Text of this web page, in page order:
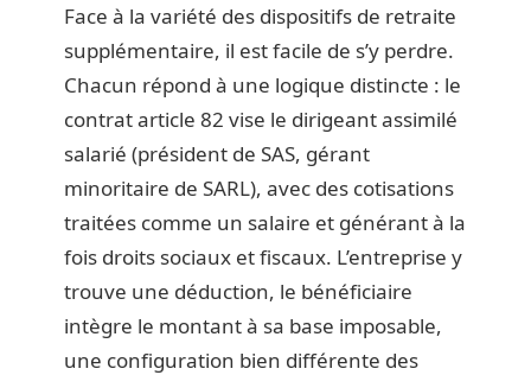
Face à la variété des dispositifs de retraite
supplémentaire, il est facile de s’y perdre.
Chacun répond à une logique distincte : le
contrat article 82 vise le dirigeant assimilé
salarié (président de SAS, gérant
minoritaire de SARL), avec des cotisations
traitées comme un salaire et générant à la
fois droits sociaux et fiscaux. L’entreprise y
trouve une déduction, le bénéficiaire
intègre le montant à sa base imposable,
une configuration bien différente des